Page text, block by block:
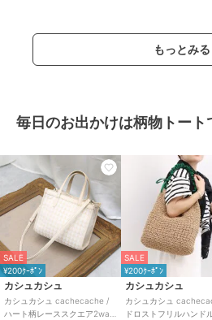
もっとみる
毎日のお出かけは柄物トート
SALE
¥200ｸｰﾎﾟﾝ
カシュカシュ
カシュカシュ cachecache /
ハート柄レーススクエア2way
SALE
¥200ｸｰﾎﾟﾝ
カシュカシュ
カシュカシュ
ドロストフリルハンド